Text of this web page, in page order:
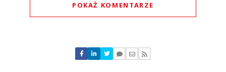
POKAŻ KOMENTARZE
Nie znaleziono komentarzy
Zostaw swoje komentarze